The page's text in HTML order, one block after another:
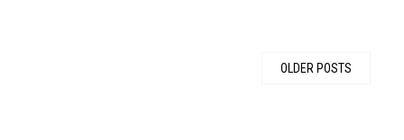
OLDER POSTS